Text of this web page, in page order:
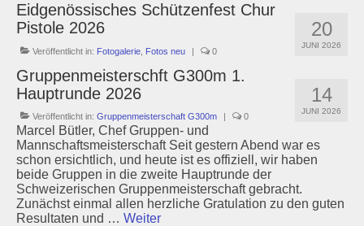
20
JUNI 2026
Eidgenössisches Schützenfest Chur
Pistole 2026
Veröffentlicht in: Fotogalerie Fotos neu | 0
14
JUNI 2026
Gruppenmeisterschft G300m 1.
Hauptrunde 2026
Veröffentlicht in: Gruppenmeisterschaft G300m | 0
Marcel Bütler, Chef Gruppen- und
Mannschaftsmeisterschaft Seit gestern Abend war es
schon ersichtlich, und heute ist es offiziell, wir haben
beide Gruppen in die zweite Hauptrunde der
Schweizerischen Gruppenmeisterschaft gebracht.
Zunächst einmal allen herzliche Gratulation zu den guten
Resultaten und … Weiter